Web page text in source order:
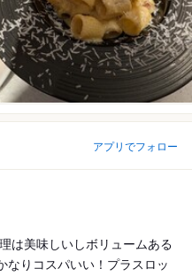
アプリでフォロー
は美味しいしボリュームある
なりコスパいい！プラスロッ